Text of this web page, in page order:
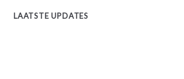
LAATSTE UPDATES